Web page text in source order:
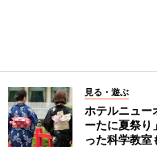
見る・遊ぶ
ホテルニュー
ーたに夏祭
った科学教室